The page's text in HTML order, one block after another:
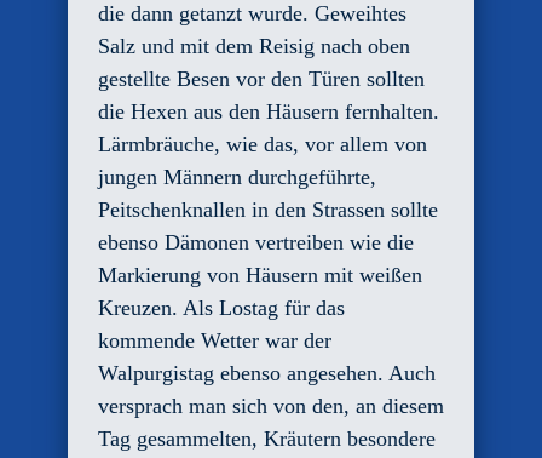
die dann getanzt wurde. Geweihtes
Salz und mit dem Reisig nach oben
gestellte Besen vor den Türen sollten
die Hexen aus den Häusern fernhalten.
Lärmbräuche, wie das, vor allem von
jungen Männern durchgeführte,
Peitschenknallen in den Strassen sollte
ebenso Dämonen vertreiben wie die
Markierung von Häusern mit weißen
Kreuzen. Als Lostag für das
kommende Wetter war der
Walpurgistag ebenso angesehen. Auch
versprach man sich von den, an diesem
Tag gesammelten, Kräutern besondere